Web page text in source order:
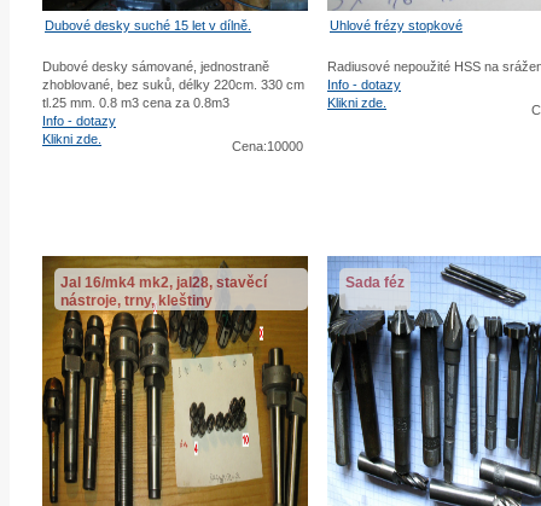
Dubové desky suché 15 let v dílně.
Dubové desky sámované, jednostraně
zhoblované, bez suků, délky 220cm. 330 cm
tl.25 mm. 0.8 m3 cena za 0.8m3
Cena:10000
Info - dotazy
Klikni zde.
Uhlové frézy stopkové
Radiusové nepoužité HSS na
Info - dotazy
Klikni zde.
Jal 16/mk4 mk2, jal28, stavěcí
nástroje, trny, kleštiny
Sada féz